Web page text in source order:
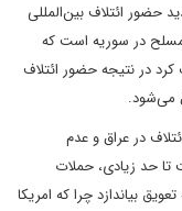
حضور ائتلاف بین‌المللی
در سوریه است که
در نتیجه حضور ائتلاف
می‌شود.
در عراق و عدم
حد زیادی، حملات
بیاندازد چرا که امریکا